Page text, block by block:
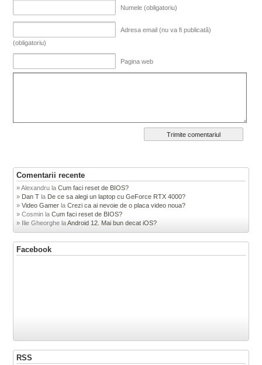
Numele (obligatoriu)
Adresa email (nu va fi publicată)
(obligatoriu)
Pagina web
Comentarii recente
Alexandru laCum faci reset de BIOS?
Dan T la De ce sa alegi un laptop cu GeForce RTX 4000?
Video Gamer laCrezi ca ai nevoie de o placa video noua?
Cosmin laCum faci reset de BIOS?
Ilie Gheorghe laAndroid 12. Mai bun decat iOS?
Facebook
RSS